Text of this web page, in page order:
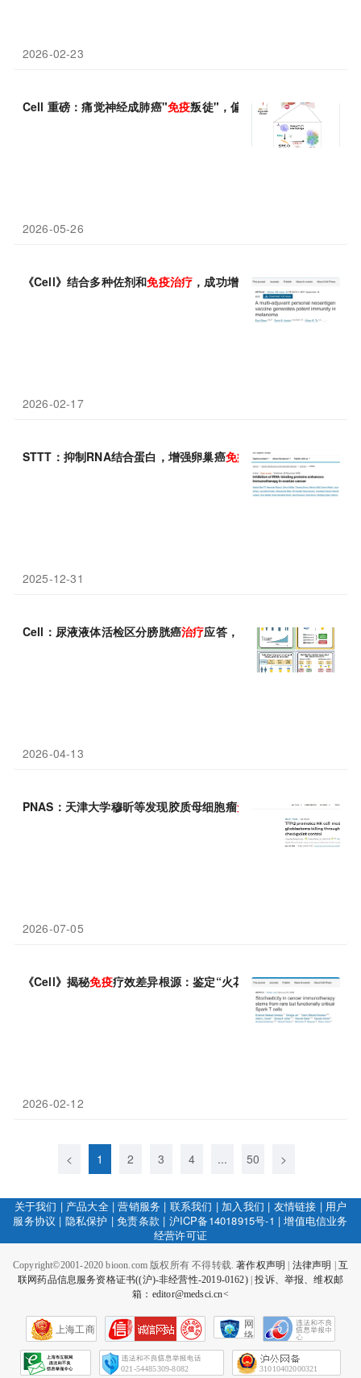
2026-02-23
Cell 重磅：痛觉神经成肺癌"免疫叛徒"，偏头痛老药或解锁
2026-05-26
《Cell》结合多种佐剂和免疫治疗 ，成功增强新抗原疫苗免疫反应
2026-02-17
STTT：抑制RNA结合蛋白，增强卵巢癌免疫治疗
2025-12-31
Cell：尿液液体活检区分膀胱癌治疗应答，手术治愈者或可免于
2026-04-13
PNAS：天津大学穆昕等发现胶质母细胞瘤免疫治疗 新靶点
2026-07-05
《Cell》揭秘免疫疗效差异根源：鉴定“火花T细胞”为预测与优化
2026-02-12
< 1 2 3 4 ... 50 >
关于我们 | 产品大全|营销服务 | 联系我们 | 加入我们 | 友情链接 | 用户
服务协议 | 隐私保护 |免责条款 | 沪ICP备14018915号-1 |增值电信业务
经营许可证
Copyright©2001-2020 bioon.com 版权所有 不得转载.著作权声明 法律声明
互
联网药品信息服务资格证书((沪)-非经营性-2019-0162)|投诉、举报、维权邮
箱：editor@medsci.cn<
上海工商
网
络
会
征
021-54485309-8082 31010402000321